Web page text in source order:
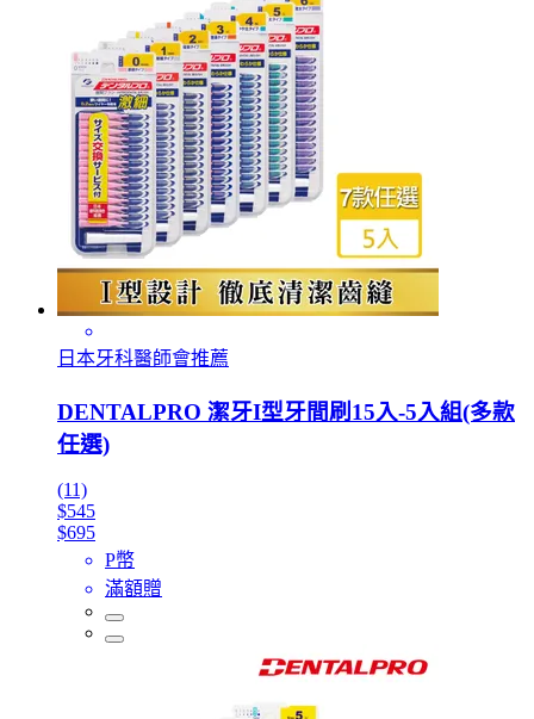
日本牙科醫師會推薦
DENTALPRO 潔牙I型牙間刷15入-5入組(多款
任選)
(11)
$545
$695
P幣
滿額贈